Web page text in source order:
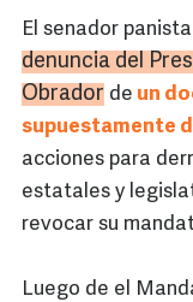
El senador panista
denuncia del
Obrador de un
supuestamente
acciones para
estatales y
revocar su
Luego de el